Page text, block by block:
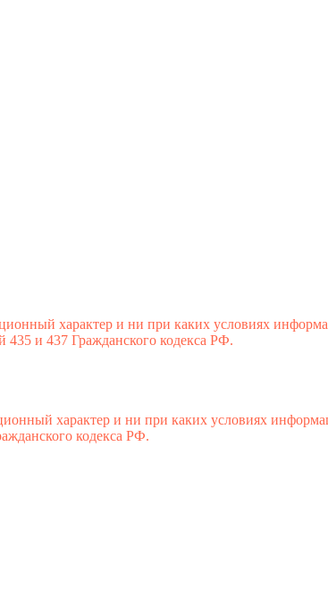
характер и ни при каких условиях
и 437 Гражданского кодекса РФ.
характер и ни при каких условиях
кодекса РФ.